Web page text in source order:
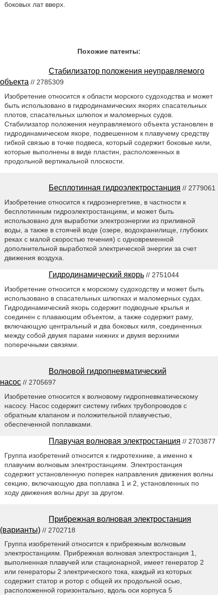
боковых лат вверх.
Похожие патенты:
Стабилизатор положения неуправляемого
объекта // 2785309
Изобретение относится к области морского судоходства и может
быть использовано в гидродинамических якорях спасательных
плотов, спасательных шлюпок и маломерных судов.
Стабилизатор положения неуправляемого объекта установлен в
гидродинамическом якоре, подвешенном к плавучему средству
гибкой связью в точке подвеса, который содержит боковые кили,
которые выполнены в виде пластин, расположенных в
продольной вертикальной плоскости.
Бесплотинная гидроэлектростанция // 2779061
Изобретение относится к гидроэнергетике, в частности к
бесплотинным гидроэлектростанциям, и может быть
использовано для выработки электроэнергии из приливной
воды, а также в стоячей воде (озере, водохранилище, глубоких
реках с малой скоростью течения) с одновременной
дополнительной выработкой электрической энергии за счет
движения воздуха.
Гидродинамический якорь // 2751044
Изобретение относится к морскому судоходству и может быть
использовано в спасательных шлюпках и маломерных судах.
Гидродинамический якорь содержит подводные крылья и
соединен с плавающим объектом, а также содержит раму,
включающую центральный и два боковых киля, соединенных
между собой двумя парами нижних и двумя верхними
поперечными связями.
Волновой гидропневматический
насос // 2705697
Изобретение относится к волновому гидропневматическому
насосу. Насос содержит систему гибких трубопроводов с
обратным клапаном и положительной плавучестью,
обеспеченной поплавками.
Плавучая волновая электростанция // 2703877
Группа изобретений относится к гидротехнике, а именно к
плавучим волновым электростанциям. Электростанция
содержит установленную поперек направления движения волны
секцию, включающую два поплавка 1 и 2, установленных по
ходу движения волны друг за другом.
Прибрежная волновая электростанция
(варианты) // 2702718
Группа изобретений относится к прибрежным волновым
электростанциям. Прибрежная волновая электростанция 1,
выполненная плавучей или стационарной, имеет генератор 2
или генераторы 2 электрического тока, каждый из которых
содержит статор и ротор с общей их продольной осью,
расположенной горизонтально, вдоль оси корпуса 5